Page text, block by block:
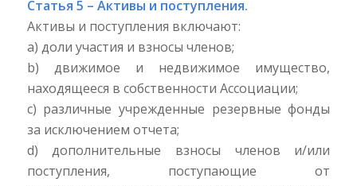
Статья 5 – Активы и поступления.
Активы и поступления включают:
a) доли участия и взносы членов;
b) движимое и недвижимое имущество,
находящееся в собственности Ассоциации;
c) различные учрежденные резервные фонды
за исключением отчета;
d) дополнительные взносы членов и/или
поступления, поступающие от